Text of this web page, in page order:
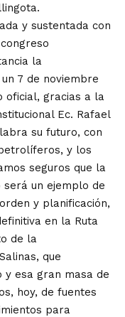
y sustentada con
la
7 de noviembre
oficial, gracias a la
Ec. Rafael
su futuro, con
y los
seguros que la
un ejemplo de
y planificación,
en la Ruta
de la
que
esa gran masa de
hoy, de fuentes
para